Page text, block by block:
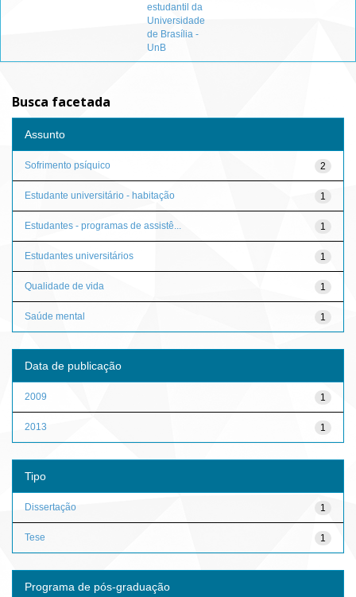
estudantil da
Universidade
de Brasília -
UnB
Busca facetada
Assunto
2
Sofrimento psíquico
1
Estudante universitário - habitação
1
Estudantes - programas de assistê...
1
Estudantes universitários
1
Qualidade de vida
1
Saúde mental
Data de publicação
1
2009
1
2013
Tipo
1
Dissertação
1
Tese
Programa de pós-graduação